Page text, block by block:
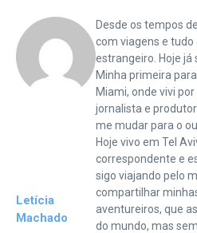
Letícia
Machado
Desde os tempos
com viagens e
estrangeiro. Hoje já
Minha primeira
Miami, onde vivi
jornalista e
me mudar para o
Hoje vivo em Tel
correspondente e
sigo viajando pelo
compartilhar
aventureiros, que
do mundo, mas